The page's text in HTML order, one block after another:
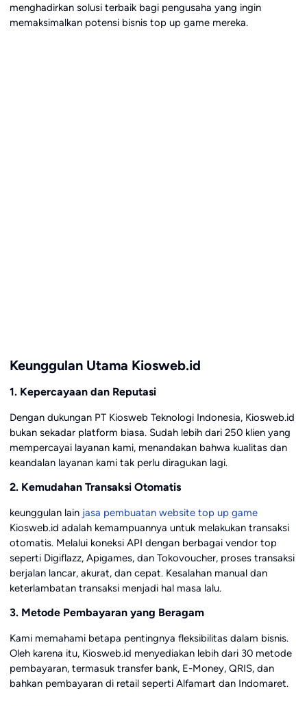
menghadirkan solusi terbaik bagi pengusaha yang ingin
memaksimalkan potensi bisnis top up game mereka.
Keunggulan Utama Kiosweb.id
1. Kepercayaan dan Reputasi
Dengan dukungan PT Kiosweb Teknologi Indonesia, Kiosweb.id
bukan sekadar platform biasa. Sudah lebih dari 250 klien yang
mempercayai layanan kami, menandakan bahwa kualitas dan
keandalan layanan kami tak perlu diragukan lagi.
2. Kemudahan Transaksi Otomatis
keunggulan lain jasa pembuatan website top up game
Kiosweb.id adalah kemampuannya untuk melakukan transaksi
otomatis. Melalui koneksi API dengan berbagai vendor top
seperti Digiflazz, Apigames, dan Tokovoucher, proses transaksi
berjalan lancar, akurat, dan cepat. Kesalahan manual dan
keterlambatan transaksi menjadi hal masa lalu.
3. Metode Pembayaran yang Beragam
Kami memahami betapa pentingnya fleksibilitas dalam bisnis.
Oleh karena itu, Kiosweb.id menyediakan lebih dari 30 metode
pembayaran, termasuk transfer bank, E-Money, QRIS, dan
bahkan pembayaran di retail seperti Alfamart dan Indomaret.